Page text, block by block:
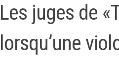
Les juges de
lorsqu’une